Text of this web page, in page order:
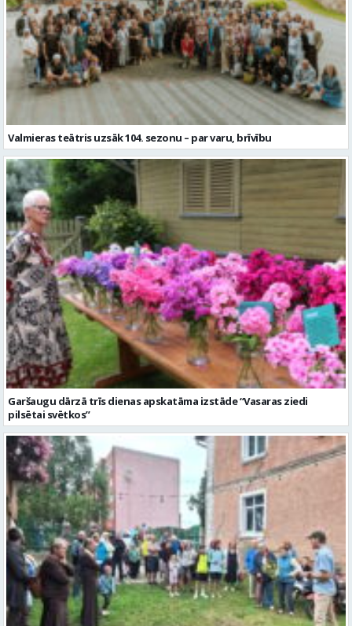
Valmieras teātris uzsāk 104. sezonu – par varu, brīvību
Garšaugu dārzā trīs dienas apskatāma izstāde “Vasaras ziedi
pilsētai svētkos”
Valmieras dzimšanas diena sākas ar Krāču kakta svētkiem